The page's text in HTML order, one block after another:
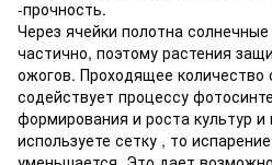
-прочность.
Через ячейки полотна
частично, поэтому растения
ожогов. Проходящее количество
содействует процессу
формирования и роста культур
используете сетку , то